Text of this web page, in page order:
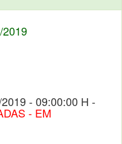
2019
- 09:00:00 H -
- EM